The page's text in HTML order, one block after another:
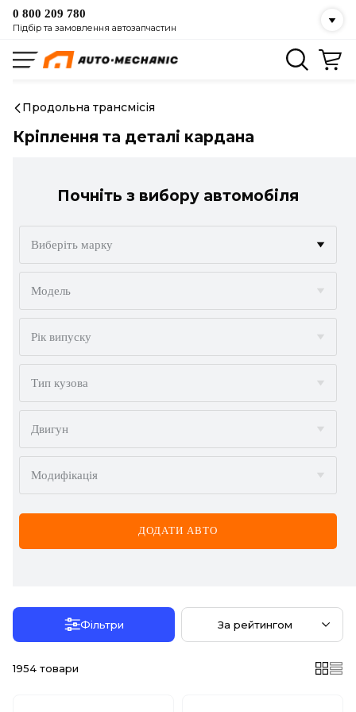
0 800 209 780
Підбір та замовлення автозапчастин
Продольна трансмісія
Кріплення та деталі кардана
Почніть з вибору автомобіля
Виберіть марку
ALFA ROMEO
BMW
BYD
CADILLAC
CHERY
CHEVROLET
CHRYSLER
Модель
Рік випуску
Тип кузова
Двигун
Модифікація
ДОДАТИ АВТО
Фільтри За рейтингом
1954 товари